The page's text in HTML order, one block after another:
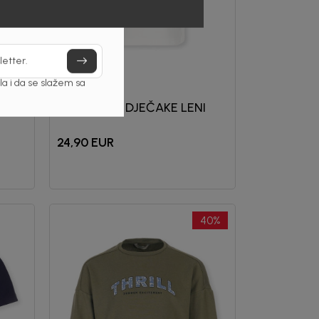
MAJICA ZA DJEČAKE LENI
24,90 EUR
40%
i da se slažem sa